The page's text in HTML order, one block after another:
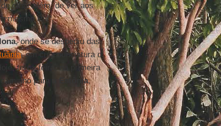
olhar além, de ver aos
mesmo Pai".
, onde se despediu das
, em cuja nunciatura o
terça-feira, na primeira
para a Estônia,